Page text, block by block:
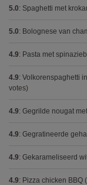
5.0: Spaghetti met
5.0: Bolognese van
4.9: Pasta met
4.9: Volkorenspaghetti
votes)
4.9: Gegrilde nougat
4.9: Gegratineerde
4.9: Gekarameliseerd
4.9: Pizza chicken BBQ